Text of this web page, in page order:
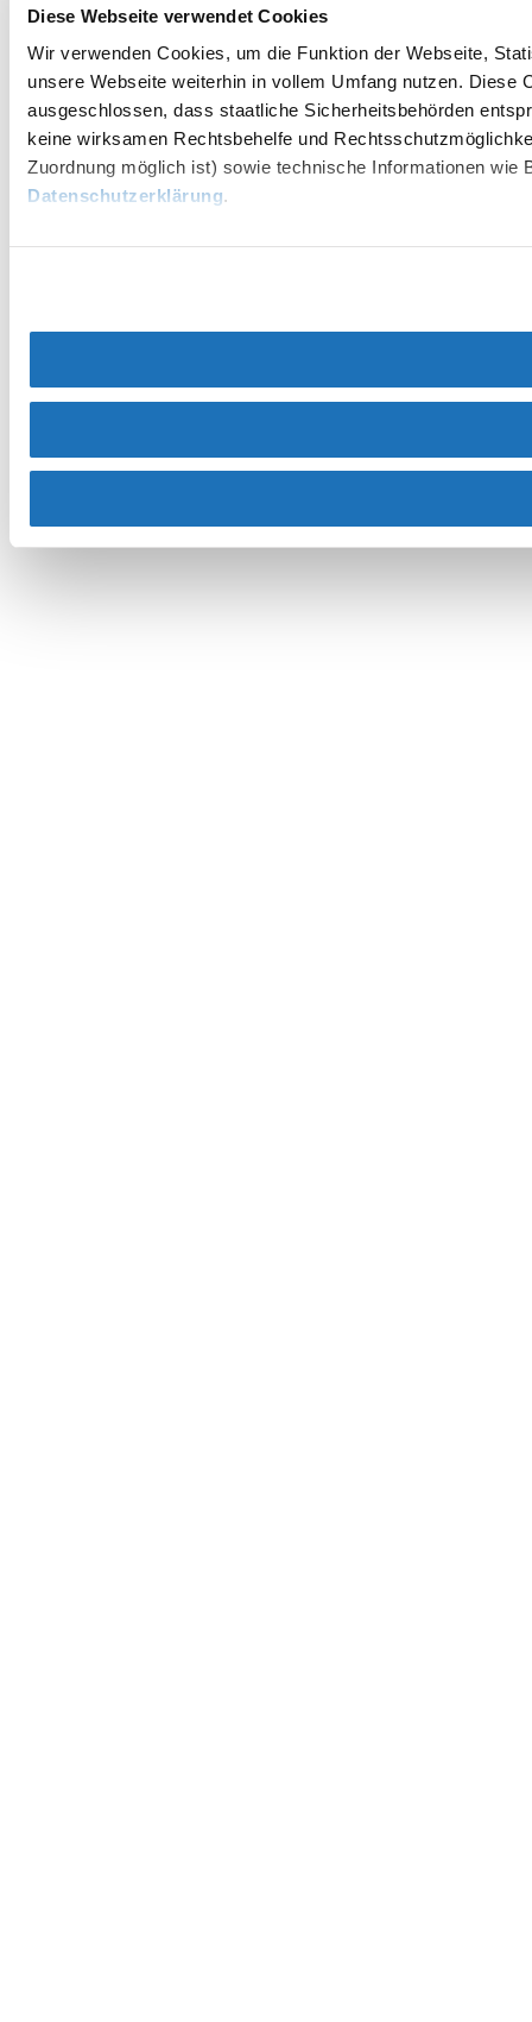
Diese Webseite verwendet Cookies
Wir verwenden Cookies, um die Funktion der Webseite,
unsere Webseite weiterhin in vollem Umfang nutzen.
ausgeschlossen, dass staatliche Sicherheitsbehörden
keine wirksamen Rechtsbehelfe und
Zuordnung möglich ist) sowie technische Informationen
Datenschutzerklärung.